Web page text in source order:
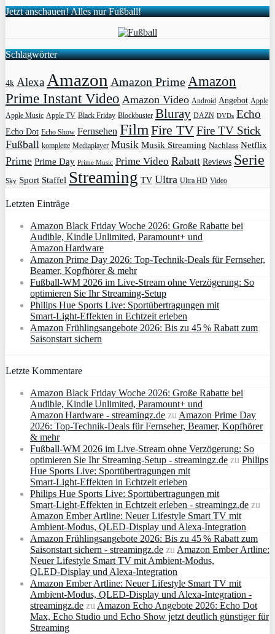
Jetzt anschauen! Alles nur Fußball!
Schlagwörter
4k Alexa Amazon Amazon PrimeAmazon
Prime Instant Video Amazon Video Android Angebot Apple
Apple Music Apple TV Black Friday Blockbuster Bluray DAZN DVDs Echo
Echo Dot Echo Show Fernsehen Film Fire TVFire TV Stick
Fußball komplette Mediaplayer Musik Musik Streaming Nachlass Netflix
Prime Prime Day Prime Music Prime Video Rabatt Reviews Serie
Sky Sport Staffel Streaming TV Ultra Ultra HD Video
Letzten Einträge
Amazon Black Friday Woche 2026: Große Rabatte bei
Audible, Kindle Unlimited, Paramount+ und
Amazon Hardware
Amazon Prime Day 2026: Top-Technik-Deals für Fernseher,
Beamer, Kopfhörer & mehr
Fußball-WM 2026 im Live-Stream ohne Verzögerung: So
optimieren Sie Ihr Streaming-Setup
Philips Hue Sports Live: Sportübertragungen mit
Smart‑Light‑Effekten in Echtzeit erleben
Amazon Frühlingsangebote 2026: Bis zu 45 % Rabatt zum
Saisonstart sichern
Letzte Kommentare
Amazon Black Friday Woche 2026: Große Rabatte bei
Audible, Kindle Unlimited, Paramount+ und
Amazon Hardware - streamingz.de zu Amazon Prime Day
2026: Top-Technik-Deals für Fernseher, Beamer, Kopfhörer
& mehr
Fußball-WM 2026 im Live-Stream ohne Verzögerung: So
optimieren Sie Ihr Streaming-Setup - streamingz.de zu Philips
Hue Sports Live: Sportübertragungen mit
Smart‑Light‑Effekten in Echtzeit erleben
Philips Hue Sports Live: Sportübertragungen mit
Smart‑Light‑Effekten in Echtzeit erleben - streamingz.de zu
Amazon Ember Artline: Neuer Lifestyle Smart TV mit
Ambient‑Modus, QLED‑Display und Alexa‑Integration
Amazon Frühlingsangebote 2026: Bis zu 45 % Rabatt zum
Saisonstart sichern - streamingz.de zu Amazon Ember Artline:
Neuer Lifestyle Smart TV mit Ambient‑Modus,
QLED‑Display und Alexa‑Integration
Amazon Ember Artline: Neuer Lifestyle Smart TV mit
Ambient‑Modus, QLED‑Display und Alexa‑Integration -
streamingz.de zu Amazon Echo Angebote 2026: Echo Dot
Max, Echo Studio und Echo Show jetzt deutlich günstiger für
Streaming